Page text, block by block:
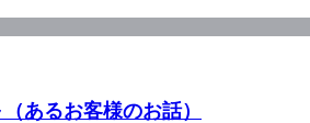
あるお客様のお話）